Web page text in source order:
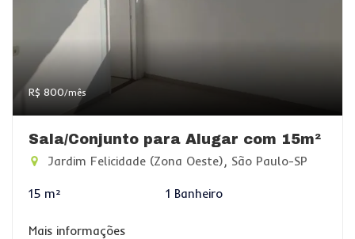
R$ 800/mês
Sala/Conjunto para Alugar com 15m²
Jardim Felicidade (Zona Oeste), São Paulo-SP
15 m² 1 Banheiro
Mais informações